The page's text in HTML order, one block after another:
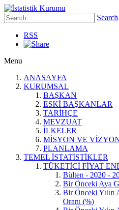
Search
RSS
Menu
ANASAYFA
KURUMSAL
BAŞKAN
ESKİ BAŞKANLAR
TARİHÇE
MEVZUAT
İLKELER
MİSYON VE
PLANLAMA
TEMEL İSTATİSTİKLER
TÜKETİCİ FİYAT
Bülten - 2020 -
Bir Önceki Aya
Bir Önceki Yılın
Oranı (%)